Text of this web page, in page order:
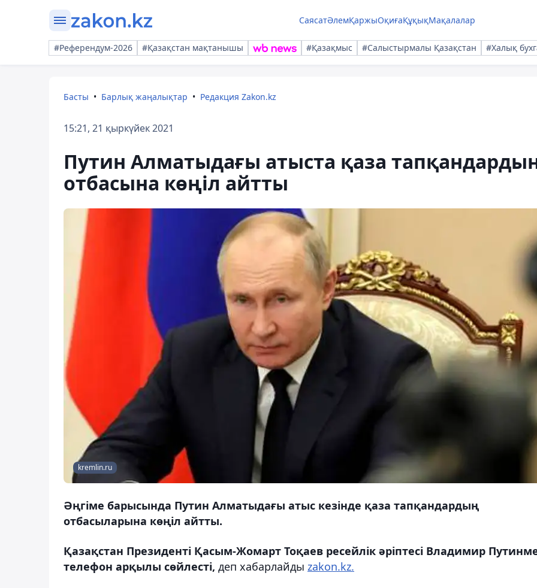
СаясатӘлемҚаржыОқиғаҚұқықМақалалар
#Референдум-2026 #Қазақстан мақтанышы #Қазақмыс #Салыстырмалы Қазақстан #Халық
Басты Барлық жаңалықтар Редакция Zakon.kz
15:21, 21 қыркүйек 2021
Путин Алматыдағы атыста қаза
отбасына көңіл айтты
kremlin.ru
Әңгіме барысында Путин Алматыдағы атыс кезінде қаза тапқандардың
отбасыларына көңіл айтты.
Қазақстан Президенті Қасым-Жомарт Тоқаев ресейлік әріптесі Владимир
телефон арқылы сөйлесті, деп хабарлайды zakon.kz.